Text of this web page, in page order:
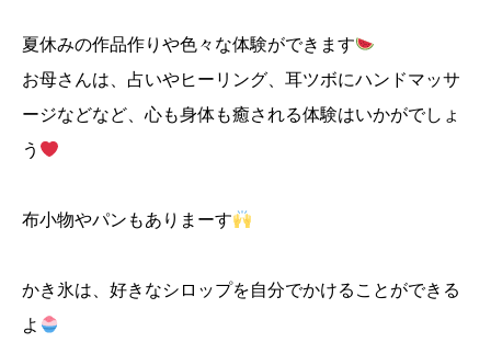
夏休みの作品作りや色々な体験ができます
お母さんは、占いやヒーリング、耳ツボにハンドマッサ
ージなどなど、心も身体も癒される体験はいかがでしょ
う
布小物やパンもありまーす
かき氷は、好きなシロップを自分でかけることができる
よ